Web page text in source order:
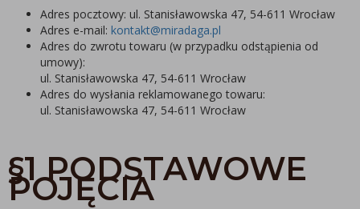
Adres pocztowy: ul. Stanisławowska 47, 54-611 Wrocław
Adres e-mail: kontakt@miradaga.pl
Adres do zwrotu towaru (w przypadku odstąpienia od
umowy):
ul. Stanisławowska 47, 54-611 Wrocław
Adres do wysłania reklamowanego towaru:
ul. Stanisławowska 47, 54-611 Wrocław
§1 PODSTAWOWE
POJĘCIA